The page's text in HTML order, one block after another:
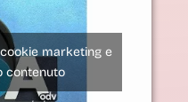
marketing e
contenuto